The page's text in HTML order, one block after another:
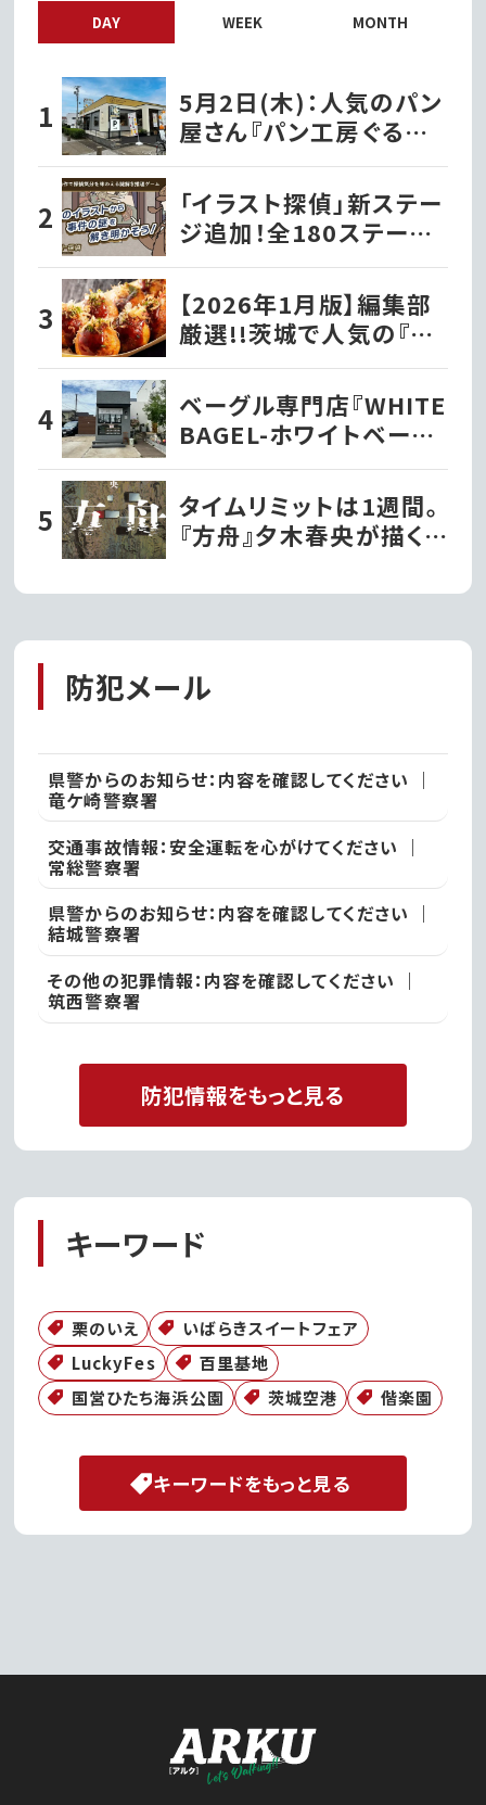
DAY WEEK MONTH
5月2日(木)：人気のパン
屋さん『パン工房ぐるぐる
笠原店』として水戸市笠
原にオープン!!
「イラスト探偵」新ステー
ジ追加！全180ステージ・
720問で推理力を試そう
【2026年1月版】編集部
厳選!!茨城で人気の『た
こ焼き屋』
ベーグル専門店『WHITE
BAGEL-ホワイトベーグ
ル』が阿見町にオープ
ン!!｜阿見町
タイムリミットは1週間。
『方舟』夕木春央が描く、
防犯メール
県警からのお知らせ：内容を確認してください ｜
竜ケ崎警察署
交通事故情報：安全運転を心がけてください ｜
常総警察署
県警からのお知らせ：内容を確認してください ｜
結城警察署
その他の犯罪情報：内容を確認してください ｜
筑西警察署
防犯情報をもっと見る
キーワード
栗のいえ
いばらきスイートフェア
LuckyFes
百里基地
国営ひたち海浜公園
茨城空港 偕楽園
キーワードをもっと見る